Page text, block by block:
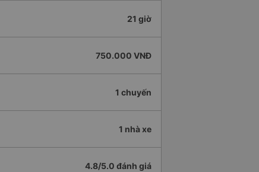
21 giờ
750.000 VNĐ
1 chuyến
1 nhà xe
4.8/5.0 đánh giá